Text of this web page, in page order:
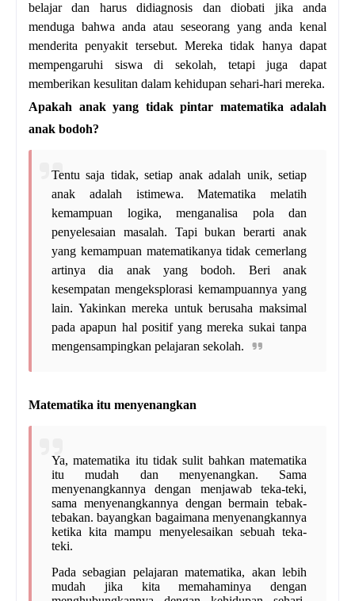
belajar dan harus didiagnosis dan diobati jika anda
menduga bahwa anda atau seseorang yang anda kenal
menderita penyakit tersebut. Mereka tidak hanya dapat
mempengaruhi siswa di sekolah, tetapi juga dapat
memberikan kesulitan dalam kehidupan sehari-hari mereka.
Apakah anak yang tidak pintar matematika adalah
anak bodoh?
Tentu saja tidak, setiap anak adalah unik, setiap
anak adalah istimewa. Matematika melatih
kemampuan logika, menganalisa pola dan
penyelesaian masalah. Tapi bukan berarti anak
yang kemampuan matematikanya tidak cemerlang
artinya dia anak yang bodoh. Beri anak
kesempatan mengeksplorasi kemampuannya yang
lain. Yakinkan mereka untuk berusaha maksimal
pada apapun hal positif yang mereka sukai tanpa
mengensampingkan pelajaran sekolah.
Matematika itu menyenangkan
Ya, matematika itu tidak sulit bahkan matematika
itu mudah dan menyenangkan. Sama
menyenangkannya dengan menjawab teka-teki,
sama menyenangkannya dengan bermain tebak-
tebakan. bayangkan bagaimana menyenangkannya
ketika kita mampu menyelesaikan sebuah teka-
teki.
Pada sebagian pelajaran matematika, akan lebih
mudah jika kita memahaminya dengan